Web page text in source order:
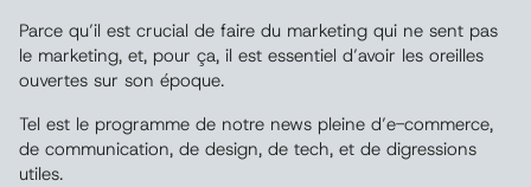
Parce qu’il est crucial de faire du marketing qui ne sent pas
le marketing, et, pour ça, il est essentiel d’avoir les oreilles
ouvertes sur son époque.
Tel est le programme de notre news pleine d’e-commerce,
de communication, de design, de tech, et de digressions
utiles.